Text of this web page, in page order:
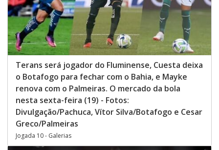
Terans será jogador do Fluminense, Cuesta deixa
o Botafogo para fechar com o Bahia, e Mayke
renova com o Palmeiras. O mercado da bola
nesta sexta-feira (19) - Fotos:
Divulgação/Pachuca, Vítor Silva/Botafogo e Cesar
Greco/Palmeiras
Jogada 10 - Galerias